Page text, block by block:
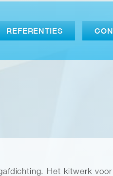
REFERENTIES
Het kitwerk